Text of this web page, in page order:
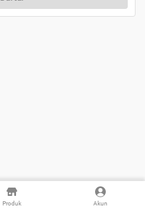
Produk Akun